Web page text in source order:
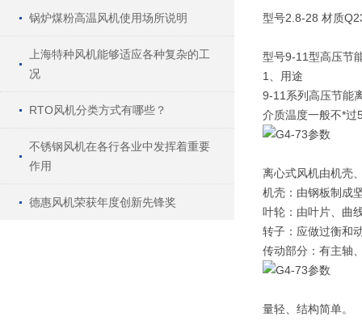
锅炉煤粉高温风机使用场所说明
上海特种风机能够适应各种复杂的工
况
RTO风机分类方式有哪些？
不锈钢风机在各行各业中发挥着重要
作用
德惠风机荣获年度创新先锋奖
型号2.8-28 材质
型号9-11型高压节
1、用途
9-11系列高压节能
介质温度一般不*
离心式风机由机壳
机壳：由钢板制成
叶轮：由叶片、曲
转子：应做过衡和
传动部分：有主轴
量轻、结构简单。